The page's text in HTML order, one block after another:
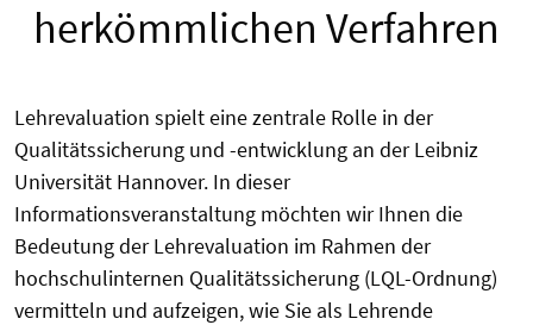
herkömmlichen Verfahren
Lehrevaluation spielt eine zentrale Rolle in der
Qualitätssicherung und -entwicklung an der Leibniz
Universität Hannover. In dieser
Informationsveranstaltung möchten wir Ihnen die
Bedeutung der Lehrevaluation im Rahmen der
hochschulinternen Qualitätssicherung (LQL-Ordnung)
vermitteln und aufzeigen, wie Sie als Lehrende